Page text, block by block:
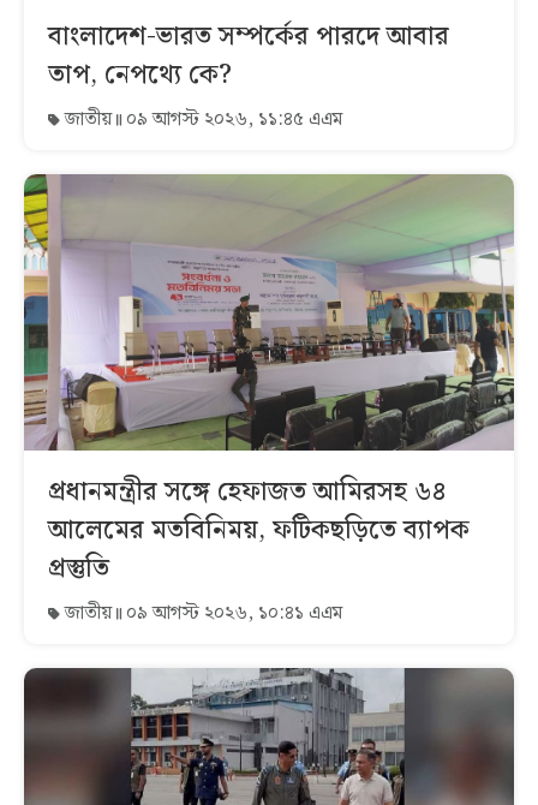
বাংলাদেশ-ভারত সম্পর্কের পারদে আবার
তাপ, নেপথ্যে কে?
জাতীয় ০৯ আগস্ট ২০২৬, ১১:৪৫ এএম
প্রধানমন্ত্রীর সঙ্গে হেফাজত আমিরসহ ৬৪
আলেমের মতবিনিময়, ফটিকছড়িতে ব্যাপক
প্রস্তুতি
জাতীয় ০৯ আগস্ট ২০২৬, ১০:৪১ এএম